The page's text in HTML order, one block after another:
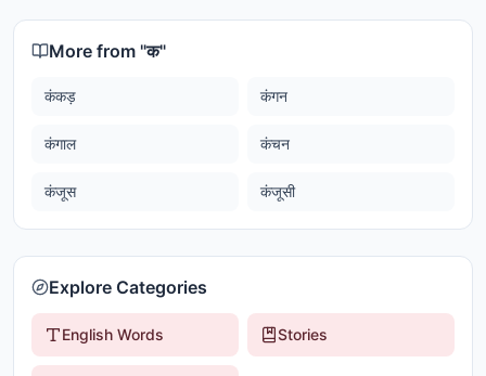
More from "क"
कंकड़ कंगन
कंगाल कंचन
कंजूस कंजूसी
Explore Categories
English Words Stories